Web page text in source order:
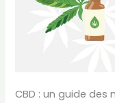
CBD : un guide